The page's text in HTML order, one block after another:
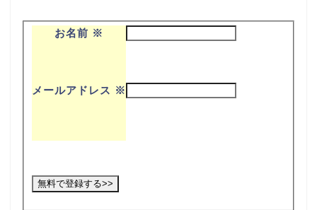
お名前 ※
メールアドレス ※